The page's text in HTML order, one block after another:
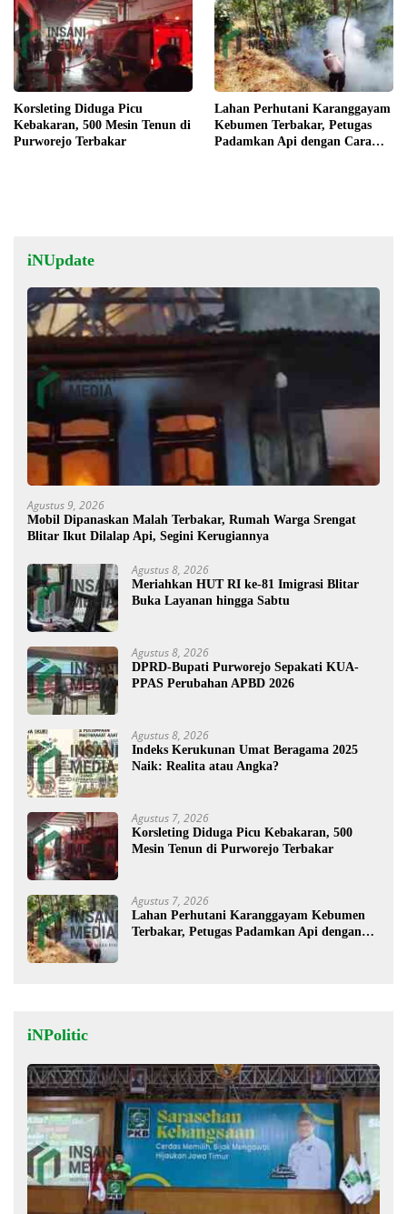
Korsleting Diduga Picu
Kebakaran, 500 Mesin Tenun di
Purworejo Terbakar
Lahan Perhutani Karanggayam
Kebumen Terbakar, Petugas
Padamkan Api dengan Cara
iNUpdate
Agustus 9, 2026
Mobil Dipanaskan Malah Terbakar, Rumah Warga Srengat
Blitar Ikut Dilalap Api, Segini Kerugiannya
Agustus 8, 2026
Meriahkan HUT RI ke-81 Imigrasi Blitar
Buka Layanan hingga Sabtu
Agustus 8, 2026
DPRD-Bupati Purworejo Sepakati KUA-
PPAS Perubahan APBD 2026
Agustus 8, 2026
Indeks Kerukunan Umat Beragama 2025
Naik: Realita atau Angka?
Agustus 7, 2026
Korsleting Diduga Picu Kebakaran, 500
Mesin Tenun di Purworejo Terbakar
Agustus 7, 2026
Lahan Perhutani Karanggayam Kebumen
Terbakar, Petugas Padamkan Api dengan
iNPolitic